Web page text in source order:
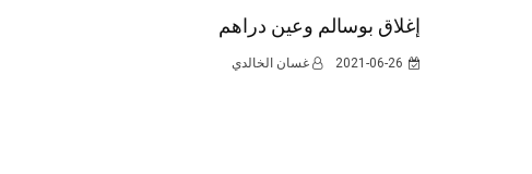
إغلاق بوسالم وعين دراهم
2021-06-26 غسان الخالدي